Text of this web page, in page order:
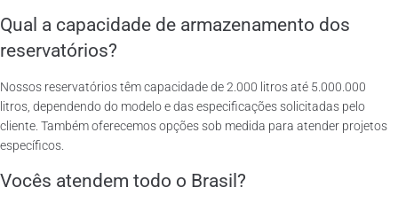
Qual a capacidade de armazenamento dos
reservatórios?
Nossos reservatórios têm capacidade de 2.000 litros até 5.000.000
litros, dependendo do modelo e das especificações solicitadas pelo
cliente. Também oferecemos opções sob medida para atender projetos
específicos.
Vocês atendem todo o Brasil?